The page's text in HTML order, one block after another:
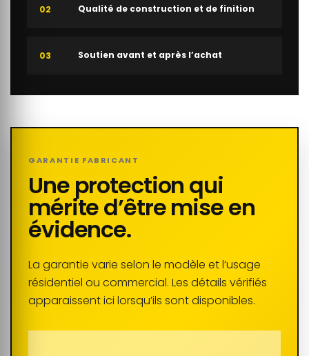
02 Qualité de construction et de finition
03 Soutien avant et après l’achat
GARANTIE FABRICANT
Une protection qui
mérite d’être mise en
évidence.
La garantie varie selon le modèle et l’usage
résidentiel ou commercial. Les détails vérifiés
apparaissent ici lorsqu’ils sont disponibles.